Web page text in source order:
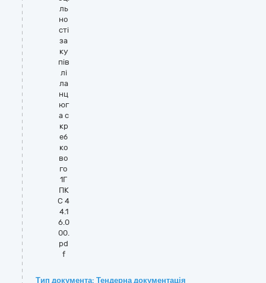
ль
но
сті
за
ку
пів
лі
ла
нц
юг
а с
кр
еб
ко
во
го
1Г
ПК
С 4
4.1
6.0
00.
pd
f
Тип документа: Тендерна документація